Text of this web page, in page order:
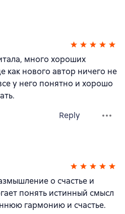
много хороших
как нового автор ничего не
у него понятно и хорошо
Reply
о счастье и
понять истинный смысл
гармонию и счастье.